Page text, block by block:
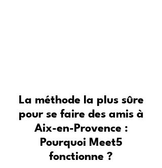
La méthode la plus sûre
pour se faire des amis à
Aix-en-Provence :
Pourquoi Meet5
fonctionne ?